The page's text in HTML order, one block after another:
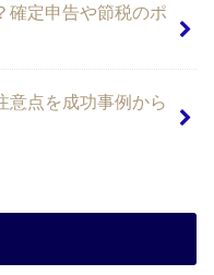
確定申告や節税のポ
意点を成功事例から